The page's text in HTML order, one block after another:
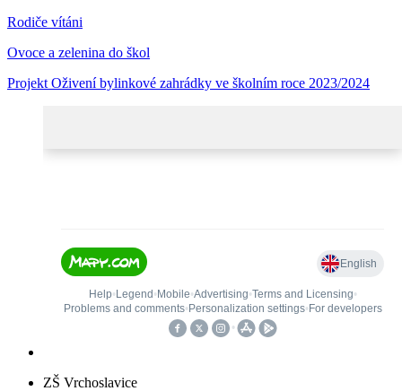
Rodiče vítáni
Ovoce a zelenina do škol
Projekt Oživení bylinkové zahrádky ve školním roce 2023/2024
ZŠ Vrchoslavice